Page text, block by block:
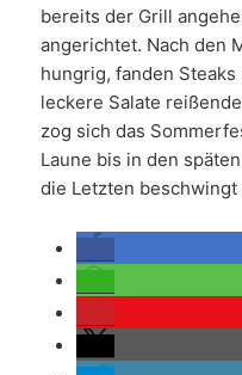
bereits der Grill
angerichtet. Nach den
hungrig, fanden
leckere Salate
zog sich das
Laune bis in den
die Letzten